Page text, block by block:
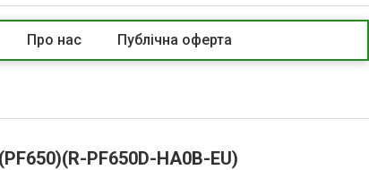
Про нас Публічна оферта
PF650D-HA0B-EU)